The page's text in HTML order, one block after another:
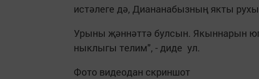
истәлеге дә, Диананабызның якты
Урыны җәннәттә булсын. Якыннарын
ныклыгы телим", - диде ул.
Фото видеодан скриншот